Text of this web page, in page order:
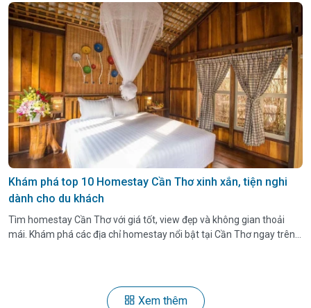
Khám phá top 10 Homestay Cần Thơ xinh xắn, tiện nghi
dành cho du khách
Tìm homestay Cần Thơ với giá tốt, view đẹp và không gian thoải
mái. Khám phá các địa chỉ homestay nổi bật tại Cần Thơ ngay trên
Xem thêm